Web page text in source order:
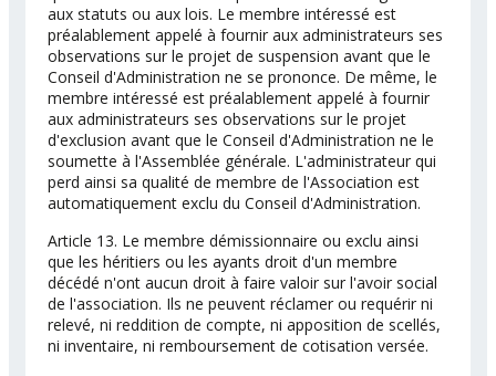
aux statuts ou aux lois. Le membre intéressé est
préalablement appelé à fournir aux administrateurs ses
observations sur le projet de suspension avant que le
Conseil d'Administration ne se prononce. De même, le
membre intéressé est préalablement appelé à fournir
aux administrateurs ses observations sur le projet
d'exclusion avant que le Conseil d'Administration ne le
soumette à l'Assemblée générale. L'administrateur qui
perd ainsi sa qualité de membre de l'Association est
automatiquement exclu du Conseil d'Administration.
Article 13. Le membre démissionnaire ou exclu ainsi
que les héritiers ou les ayants droit d'un membre
décédé n'ont aucun droit à faire valoir sur l'avoir social
de l'association. Ils ne peuvent réclamer ou requérir ni
relevé, ni reddition de compte, ni apposition de scellés,
ni inventaire, ni remboursement de cotisation versée.